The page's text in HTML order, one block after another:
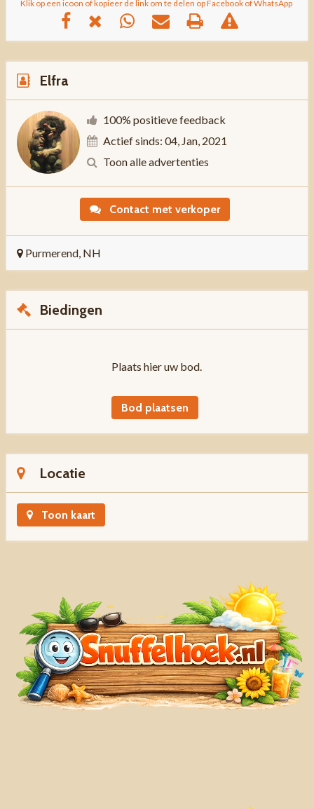
Klik op een icoon of kopieer de link om te delen op Facebook of WhatsApp
Elfra
100% positieve feedback
Actief sinds: 04, Jan, 2021
Toon alle advertenties
Contact met verkoper
Purmerend, NH
Biedingen
Plaats hier uw bod.
Bod plaatsen
Locatie
Toon kaart